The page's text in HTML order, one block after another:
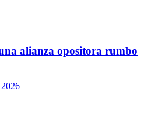
alianza opositora rumbo